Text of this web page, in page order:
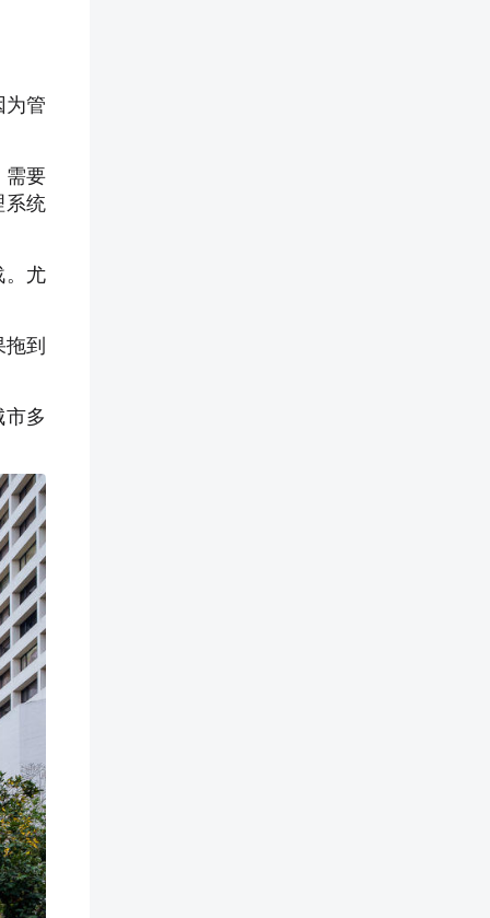
为管
需要
系统
。尤
拖到
多